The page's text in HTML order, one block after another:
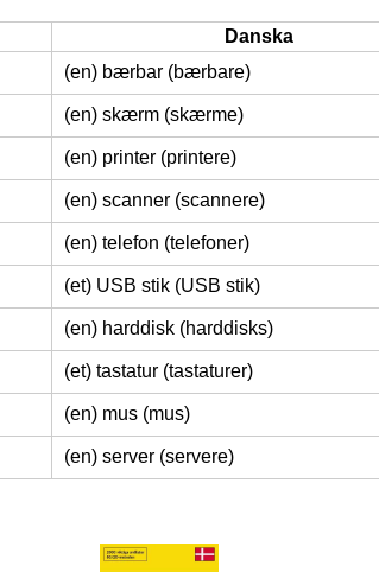
Danska
(en) bærbar (bærbare)
(en) skærm (skærme)
(en) printer (printere)
(en) scanner (scannere)
(en) telefon (telefoner)
(et) USB stik (USB stik)
(en) harddisk (harddisks)
(et) tastatur (tastaturer)
(en) mus (mus)
(en) server (servere)